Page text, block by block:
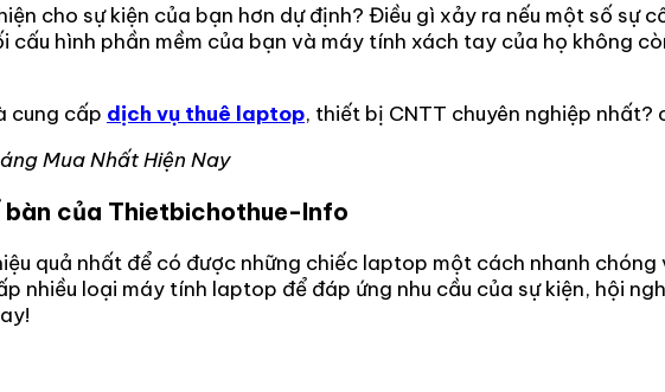
cho sự kiện của bạn hơn dự định? Điều gì xảy ra nếu một số
cấu hình phần mềm của bạn và máy tính xách tay của họ không
cung cấp dịch vụ thuê laptop, thiết bị CNTT chuyên nghiệp
Mua Nhất Hiện Nay
của Thietbichothue-Info
quả nhất để có được những chiếc laptop một cách nhanh
nhiều loại máy tính laptop để đáp ứng nhu cầu của sự kiện, hội